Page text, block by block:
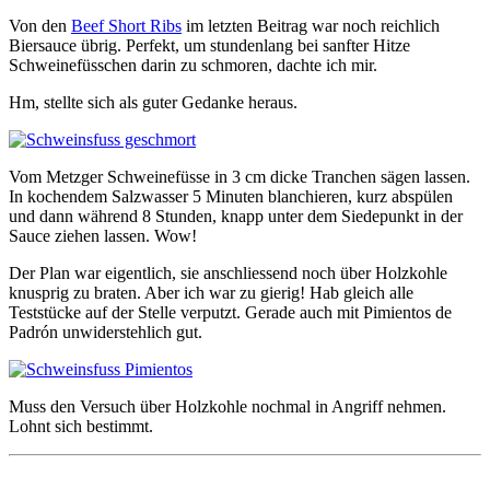
Von den Beef Short Ribs im letzten Beitrag war noch reichlich
Biersauce übrig. Perfekt, um stundenlang bei sanfter Hitze
Schweinefüsschen darin zu schmoren, dachte ich mir.
Hm, stellte sich als guter Gedanke heraus.
Vom Metzger Schweinefüsse in 3 cm dicke Tranchen sägen lassen.
In kochendem Salzwasser 5 Minuten blanchieren, kurz abspülen
und dann während 8 Stunden, knapp unter dem Siedepunkt in der
Sauce ziehen lassen. Wow!
Der Plan war eigentlich, sie anschliessend noch über Holzkohle
knusprig zu braten. Aber ich war zu gierig! Hab gleich alle
Teststücke auf der Stelle verputzt. Gerade auch mit Pimientos de
Padrón unwiderstehlich gut.
Muss den Versuch über Holzkohle nochmal in Angriff nehmen.
Lohnt sich bestimmt.